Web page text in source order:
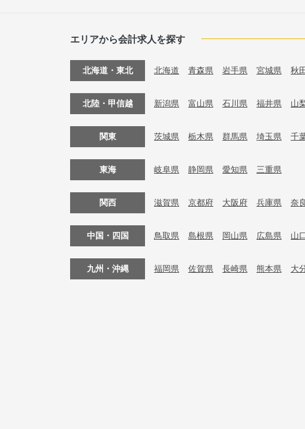
エリアから会計求人を探す
北海道・東北 北海道 青森県 岩手県 宮城県 秋
北陸・甲信越 新潟県 富山県 石川県 福井県 山
関東 茨城県 栃木県 群馬県 埼玉県 千
東海 岐阜県 静岡県 愛知県 三重県
関西 滋賀県 京都府 大阪府 兵庫県 奈
中国・四国 鳥取県 島根県 岡山県 広島県 山
九州・沖縄 福岡県 佐賀県 長崎県 熊本県 大